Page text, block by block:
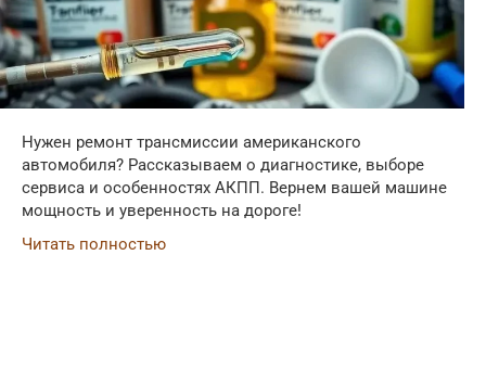
Нужен ремонт трансмиссии американского
автомобиля? Рассказываем о диагностике, выборе
сервиса и особенностях АКПП. Вернем вашей машине
мощность и уверенность на дороге!
Читать полностью